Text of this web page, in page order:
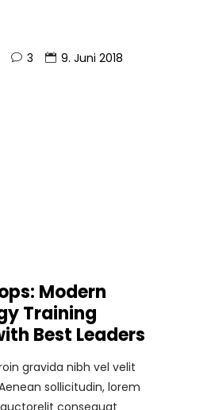
3 9. Juni 2018
Modern
Training
Best Leaders
gravida nibh vel velit
sollicitudin, lorem
consequat